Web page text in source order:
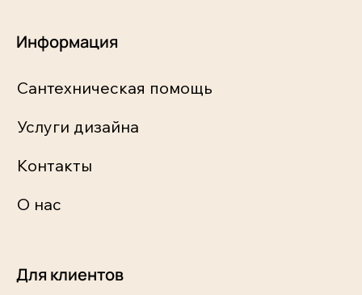
Информация
Сантехническая помощь
Услуги дизайна
Контакты
О нас
Для клиентов